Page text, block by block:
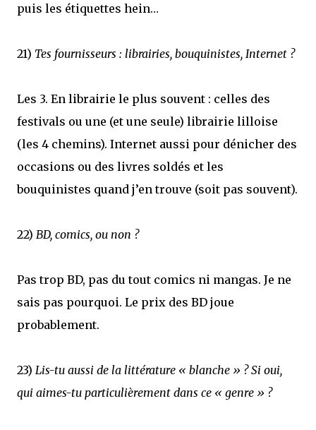
puis les étiquettes hein…
21) Tes fournisseurs : librairies, bouquinistes, Internet ?
Les 3. En librairie le plus souvent : celles des
festivals ou une (et une seule) librairie lilloise
(les 4 chemins). Internet aussi pour dénicher des
occasions ou des livres soldés et les
bouquinistes quand j’en trouve (soit pas souvent).
22) BD, comics, ou non ?
Pas trop BD, pas du tout comics ni mangas. Je ne
sais pas pourquoi. Le prix des BD joue
probablement.
23) Lis-tu aussi de la littérature « blanche » ? Si oui,
qui aimes-tu particulièrement dans ce « genre » ?